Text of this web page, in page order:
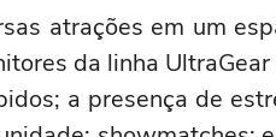
atrações em um
da linha
a presença de